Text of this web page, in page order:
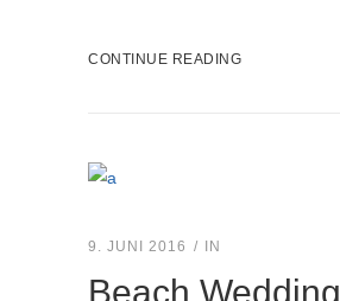
CONTINUE READING
9. JUNI 2016 IN
Beach Wedding